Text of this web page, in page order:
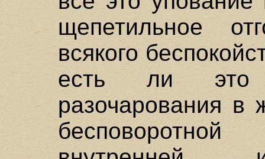
щепетильное
всякого
есть ли это
разочарования в